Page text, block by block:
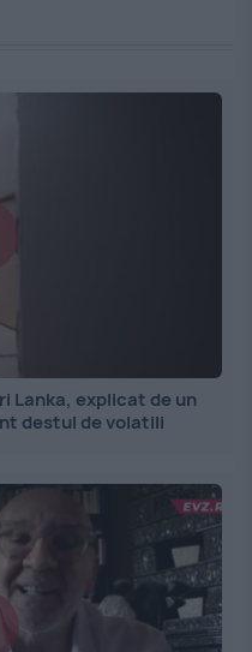
Lanka, explicat de un
destul de volatili